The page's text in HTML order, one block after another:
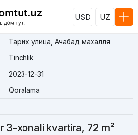
USD UZ
Тарих улица, Ачабад махалля
Tinchlik
2023-12-31
Qoralama
3-xonali kvartira, 72 m²